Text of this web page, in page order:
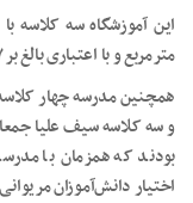
مترمربع و با اعتباری بالغ بر ۱۷ میلیارد ریال ساخته شده است.
همچنین مدرسه چهار
بودند که همزمان‌ با
اختیار دانش‌آموزان